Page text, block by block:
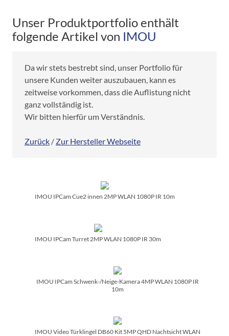
Unser Produktportfolio enthält
folgende Artikel von IMOU
Da wir stets bestrebt sind, unser Portfolio für
unsere Kunden weiter auszubauen, kann es
zeitweise vorkommen, dass die Auflistung nicht
ganz vollständig ist.
Wir bitten hierfür um Verständnis.
Zurück / Zur Hersteller Webseite
IMOU IPCam Cue2 innen 2MP WLAN 1080P IR 10m
IMOU IPCam Turret 2MP WLAN 1080P IR 30m
IMOU IPCam Schwenk-/­Neige-Kamera 4MP WLAN 1080P IR
10m
IMOU Video Türklingel DB60 Kit 5MP QHD Nachtsicht WLAN